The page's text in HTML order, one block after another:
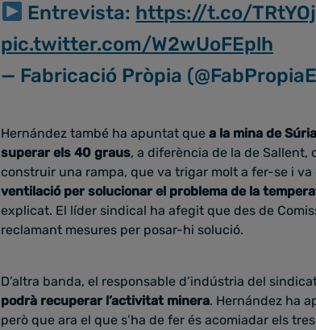
Entrevista: https://t.co/
pic.twitter.com/W2wUoFEplh
— Fabricació Pròpia
Hernández també ha apuntat que a la mina de
superar els 40 graus, a diferència de la de Sallent,
construir una rampa, que va trigar molt a fer-se i
ventilació per solucionar el problema de la
explicat. El líder sindical ha afegit que des de
reclamant mesures per posar-hi solució.
D’altra banda, el responsable d’indústria del
podrà recuperar l’activitat minera. Hernández ha
però que ara el que s’ha de fer és acomiadar els